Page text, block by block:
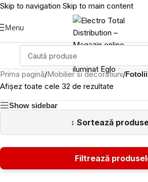
Skip to navigation Skip to main content
Menu
Prima pagină/Mobilier si decoratiuni/Fotolii
Afișez toate cele 32 de rezultate
Show sidebar